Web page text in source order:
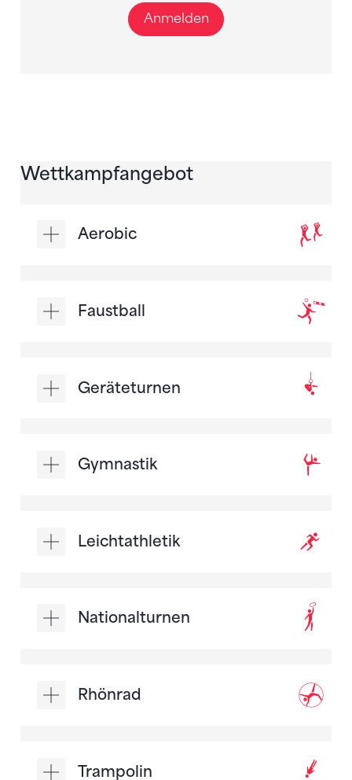
Anmelden
Wettkampfangebot
Aerobic
Faustball
Geräteturnen
Gymnastik
Leichtathletik
Nationalturnen
Rhönrad
Trampolin